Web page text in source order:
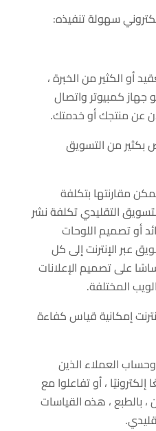
أو الكثير من الخبرة ،
كمبيوتر واتصال
عن منتجك أو خدمتك.
بكثير من التسويق
مقارنتها بتكلفة
التقليدي تكلفة نشر
أو تصميم اللوحات
عبر الإنترنت إلى كل
على تصميم الإعلانات
المختلفة.
إمكانية قياس كفاءة
العملاء الذين
، أو تفاعلوا مع
، بالطبع ، هذه القياسات